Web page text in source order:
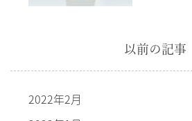
以前の記事
2022年2月